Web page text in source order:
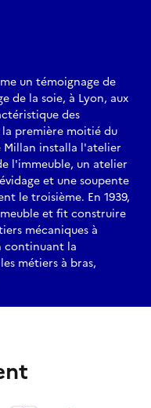
un témoignage de
de la soie, à Lyon, aux
des
la première moitié du
Millan installa l'atelier
l'immeuble, un atelier
et une soupente
le troisième. En 1939,
et fit construire
mécaniques à
continuant la
métiers à bras,